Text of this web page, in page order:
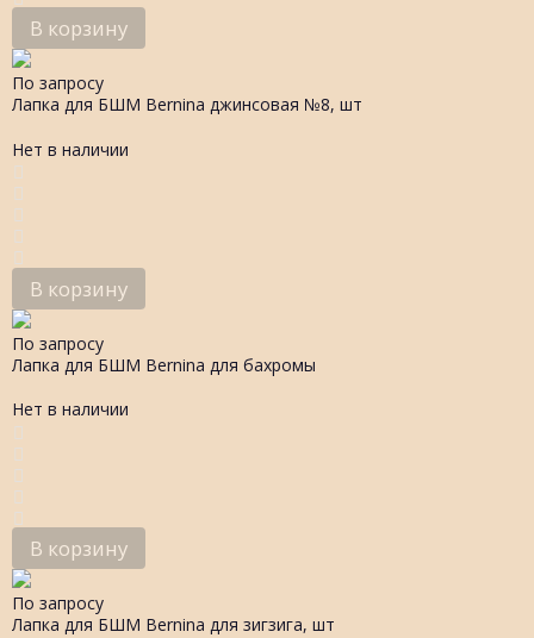
В корзину
По запросу
Лапка для БШМ Bernina джинсовая №8, шт
Нет в наличии
В корзину
По запросу
Лапка для БШМ Bernina для бахромы
Нет в наличии
В корзину
По запросу
Лапка для БШМ Bernina для зигзига, шт